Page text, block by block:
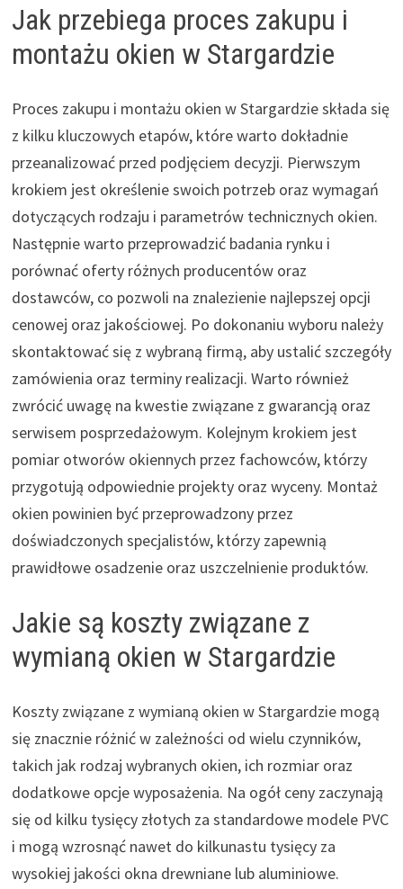
Jak przebiega proces zakupu i
montażu okien w Stargardzie
Proces zakupu i montażu okien w Stargardzie składa się
z kilku kluczowych etapów, które warto dokładnie
przeanalizować przed podjęciem decyzji. Pierwszym
krokiem jest określenie swoich potrzeb oraz wymagań
dotyczących rodzaju i parametrów technicznych okien.
Następnie warto przeprowadzić badania rynku i
porównać oferty różnych producentów oraz
dostawców, co pozwoli na znalezienie najlepszej opcji
cenowej oraz jakościowej. Po dokonaniu wyboru należy
skontaktować się z wybraną firmą, aby ustalić szczegóły
zamówienia oraz terminy realizacji. Warto również
zwrócić uwagę na kwestie związane z gwarancją oraz
serwisem posprzedażowym. Kolejnym krokiem jest
pomiar otworów okiennych przez fachowców, którzy
przygotują odpowiednie projekty oraz wyceny. Montaż
okien powinien być przeprowadzony przez
doświadczonych specjalistów, którzy zapewnią
prawidłowe osadzenie oraz uszczelnienie produktów.
Jakie są koszty związane z
wymianą okien w Stargardzie
Koszty związane z wymianą okien w Stargardzie mogą
się znacznie różnić w zależności od wielu czynników,
takich jak rodzaj wybranych okien, ich rozmiar oraz
dodatkowe opcje wyposażenia. Na ogół ceny zaczynają
się od kilku tysięcy złotych za standardowe modele PVC
i mogą wzrosnąć nawet do kilkunastu tysięcy za
wysokiej jakości okna drewniane lub aluminiowe.